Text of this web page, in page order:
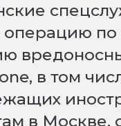
операцию по
в том
в Москве,